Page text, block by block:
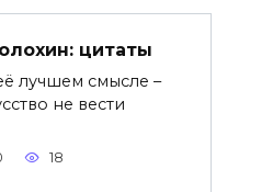
цитаты
лучшем смысле –
не вести
18